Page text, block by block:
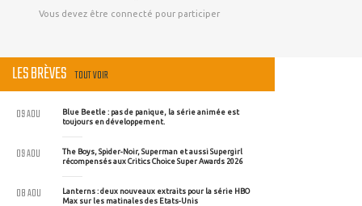
Vous devez être connecté pour participer
LES BRÈVES TOUT VOIR
Blue Beetle : pas de panique, la série animée est
toujours en développement.
09 AOU
The Boys, Spider-Noir, Superman et aussi Supergirl
récompensés aux Critics Choice Super Awards 2026
09 AOU
Lanterns : deux nouveaux extraits pour la série HBO
Max sur les matinales des Etats-Unis
08 AOU